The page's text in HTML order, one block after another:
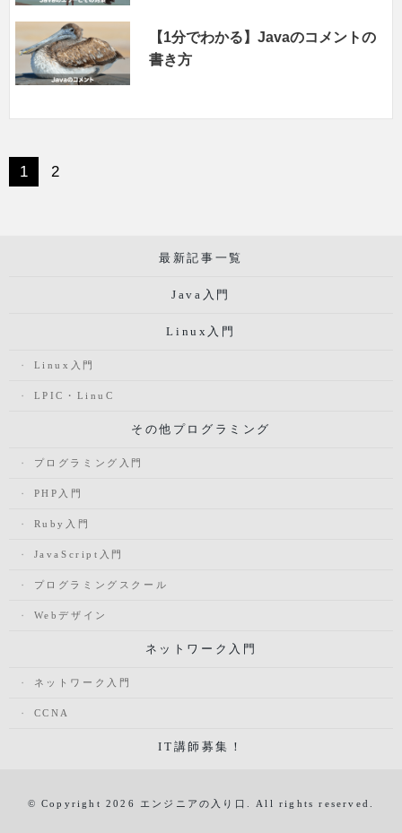
【1分でわかる】Javaのコメントの
書き方
1 2
最新記事一覧
Java入門
Linux入門
Linux入門
LPIC・LinuC
その他プログラミング
プログラミング入門
PHP入門
Ruby入門
JavaScript入門
プログラミングスクール
Webデザイン
ネットワーク入門
ネットワーク入門
CCNA
IT講師募集！
© Copyright 2026 エンジニアの入り口. All rights reserved.